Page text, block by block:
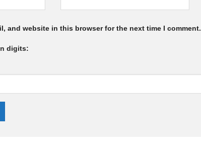
and website in this browser for the next time I comment.
digits: